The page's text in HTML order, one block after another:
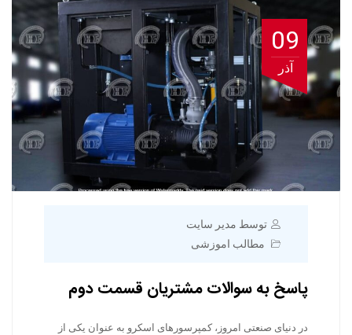
09
آذر
توسط مدیر سایت
مطالب اموزشی
پاسخ به سوالات مشتریان قسمت دوم
در دنیای صنعتی امروز، کمپرسورهای اسکرو به عنوان یکی از